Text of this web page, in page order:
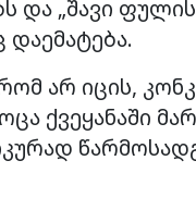
და „შავი
არ იცის,
ქვეყანაში